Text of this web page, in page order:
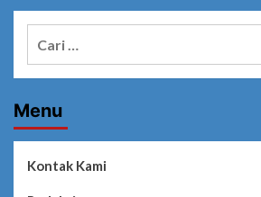
Menu
Kontak Kami